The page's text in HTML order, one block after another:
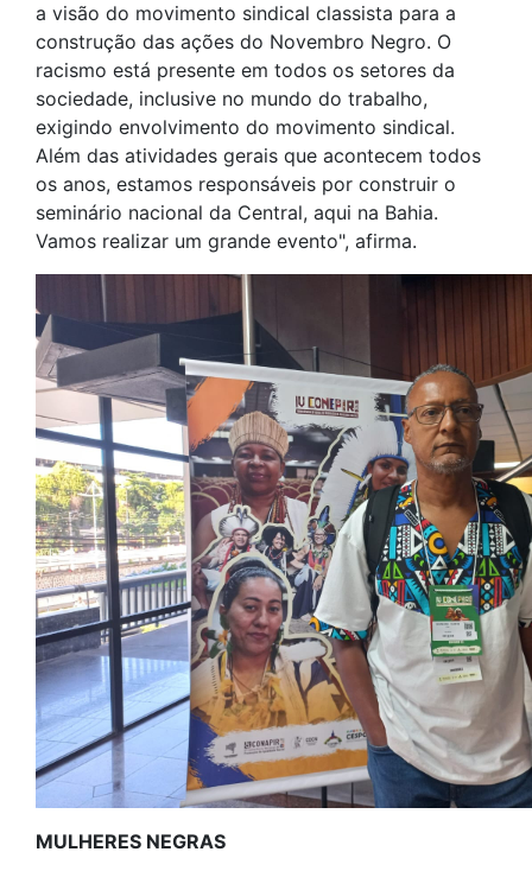
a visão do movimento sindical classista para a
construção das ações do Novembro Negro. O
racismo está presente em todos os setores da
sociedade, inclusive no mundo do trabalho,
exigindo envolvimento do movimento sindical.
Além das atividades gerais que acontecem todos
os anos, estamos responsáveis por construir o
seminário nacional da Central, aqui na Bahia.
Vamos realizar um grande evento", afirma.
MULHERES NEGRAS